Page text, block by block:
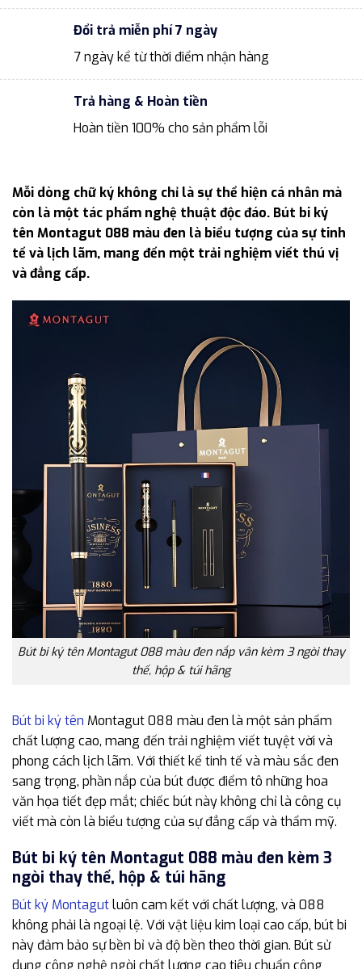
Đổi trả miễn phí 7 ngày
7 ngày kể từ thời điểm nhận hàng
Trả hàng & Hoàn tiền
Hoàn tiền 100% cho sản phẩm lỗi
Mỗi dòng chữ ký không chỉ là sự thể hiện cá nhân mà
còn là một tác phẩm nghệ thuật độc đáo. Bút bi ký
tên Montagut 088 màu đen là biểu tượng của sự tinh
tế và lịch lãm, mang đến một trải nghiệm viết thú vị
và đẳng cấp.
Bút bi ký tên Montagut 088 màu đen nắp vân kèm 3 ngòi thay
thế, hộp & túi hãng
Bút bi ký tên Montagut 088 màu đen là một sản phẩm
chất lượng cao, mang đến trải nghiệm viết tuyệt vời và
phong cách lịch lãm. Với thiết kế tinh tế và màu sắc đen
sang trọng, phần nắp của bút được điểm tô những hoa
văn họa tiết đẹp mắt; chiếc bút này không chỉ là công cụ
viết mà còn là biểu tượng của sự đẳng cấp và thẩm mỹ.
Bút bi ký tên Montagut 088 màu đen kèm 3
ngòi thay thế, hộp & túi hãng
Bút ký Montagutluôn cam kết với chất lượng, và 088
không phải là ngoại lệ. Với vật liệu kim loại cao cấp, bút bi
này đảm bảo sự bền bỉ và độ bền theo thời gian. Bút sử
dụng công nghệ ngòi chất lượng cao tiêu chuẩn công